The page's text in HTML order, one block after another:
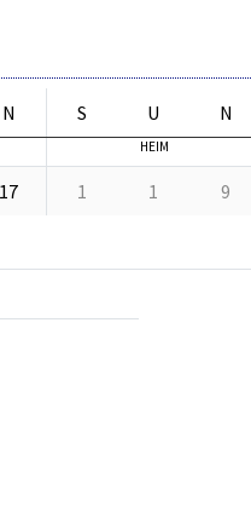
N S U N
HEIM
17 1 1 9